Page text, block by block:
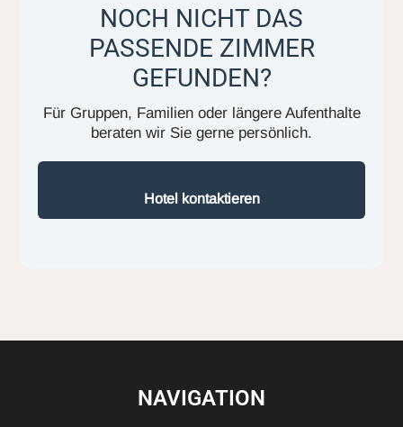
NOCH NICHT DAS
PASSENDE ZIMMER
GEFUNDEN?
Für Gruppen, Familien oder längere Aufenthalte
beraten wir Sie gerne persönlich.
Hotel kontaktieren
NAVIGATION